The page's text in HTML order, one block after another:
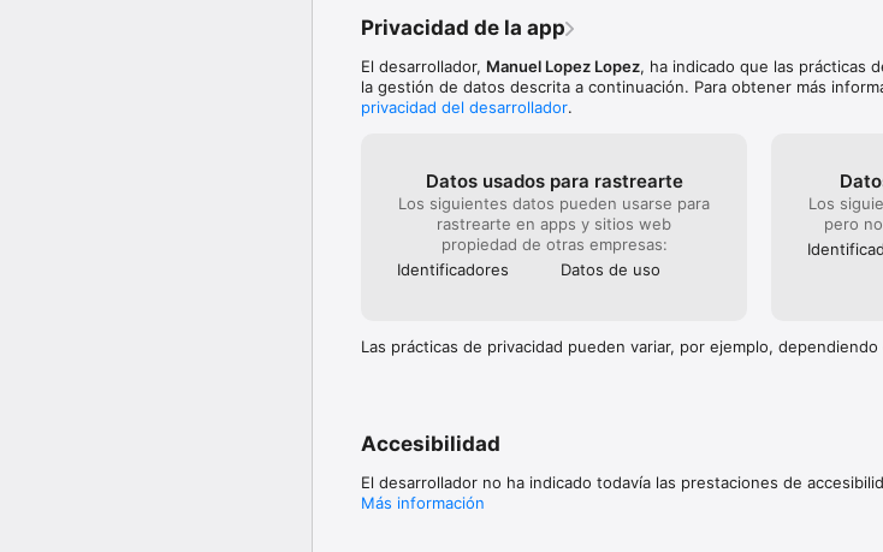
- Al finalizar cada ronda los jugadores muestran por orden su
tiene la oportunidad de poner sus cartas no combinadas en las
Recuento de puntos Gin Rummy:
- Al final de mano gana el jugador cuyas cartas sin combinar tenga
gana la mano, y recibe 10 puntos extra, el jugador que no hizo
Mediante las opciones de personalización el jugador puede
adaptarlas a su gusto o a la variante que acostumbre jugar:
- Jugador que empieza la mano
- Dar 11 cartas al que empieza en lugar de descubrir una carta
- Puntos extra por hacer Gin: 20, 25
Privacidad de la app
El desarrollador, Manuel Lopez Lopez, ha indicado que las prácticas
la gestión de datos descrita a continuación. Para obtener más
privacidad del desarrollador.
Datos usados para rastrearte
Los siguientes datos pueden usarse para
rastrearte en apps y sitios web
propiedad de otras empresas:
Identificado­res
Datos de uso
Los
pero
Las prácticas de privacidad pueden variar, por ejemplo,
Accesibilidad
El desarrollador no ha indicado todavía las prestaciones de
Más información